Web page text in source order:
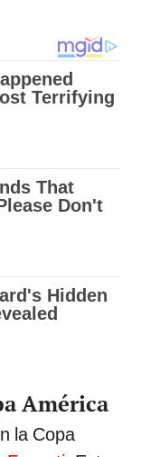
América
la Copa